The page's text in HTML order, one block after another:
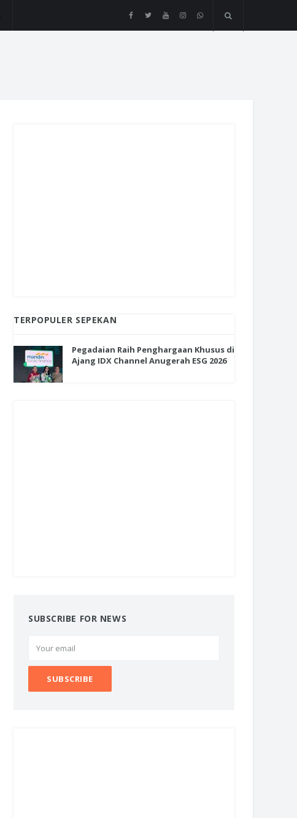
TERPOPULER SEPEKAN
Pegadaian Raih Penghargaan Khusus di
Ajang IDX Channel Anugerah ESG 2026
SUBSCRIBE FOR NEWS